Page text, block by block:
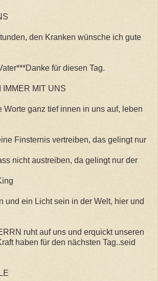
den Kranken wünsche ich gute
für diesen Tag.
IMMER MIT UNS
Worte ganz tief innen in uns auf, leben
Finsternis vertreiben, das gelingt nur
nicht austreiben, da gelingt nur der
und ein Licht sein in der Welt, hier und
ruht auf uns und erquickt unseren
haben für den nächsten Tag..seid